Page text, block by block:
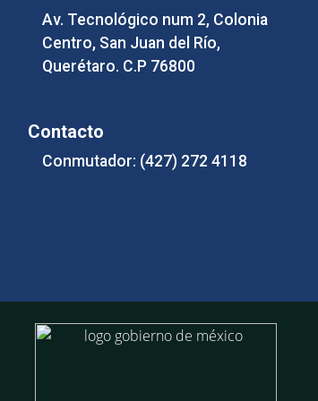
Av. Tecnológico num 2, Colonia
Centro, San Juan del Río,
Querétaro. C.P 76800
Contacto
Conmutador: (427) 272 4118